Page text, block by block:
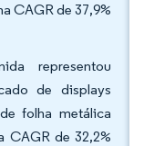
CAGR de 37,9%
representou
de displays
folha metálica
CAGR de 32,2%